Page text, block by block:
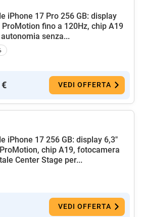
iPhone 17 Pro 256 GB: display
ProMotion fino a 120Hz, chip A19
senza...
VEDI OFFERTA
iPhone 17 256 GB: display 6,3"
chip A19, fotocamera
Center Stage per...
VEDI OFFERTA